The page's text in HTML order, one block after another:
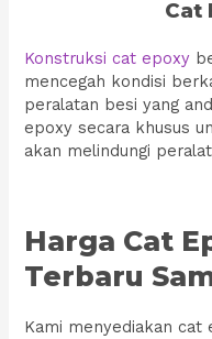
Cat
Konstruksi cat epoxy
mencegah kondisi
peralatan besi yang
epoxy secara khusus
akan melindungi
Harga Cat
Terbaru
Kami menyediakan cat